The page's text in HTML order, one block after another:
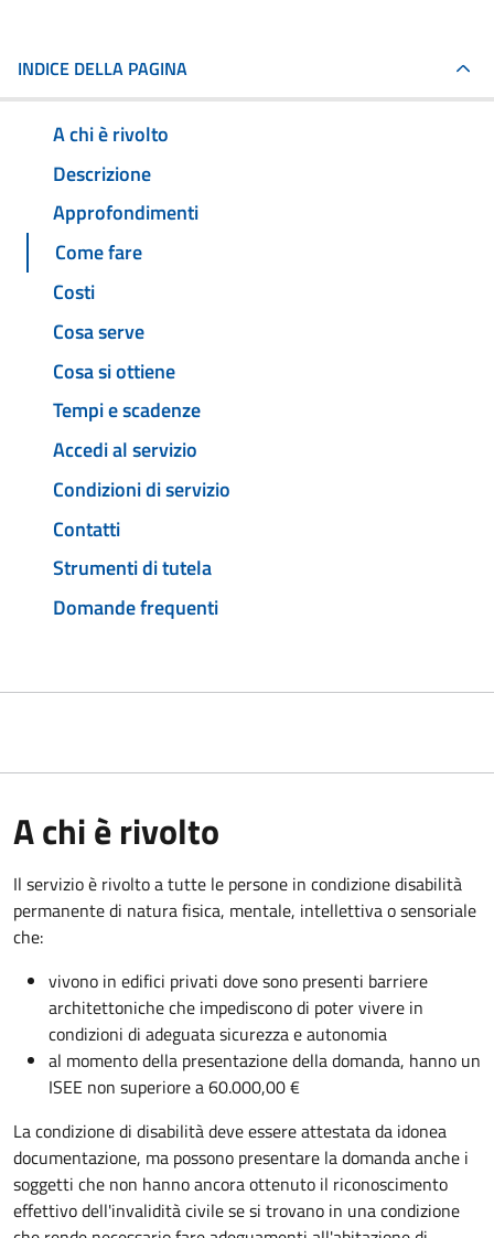
INDICE DELLA PAGINA
A chi è rivolto
Descrizione
Approfondimenti
Come fare
Costi
Cosa serve
Cosa si ottiene
Tempi e scadenze
Accedi al servizio
Condizioni di servizio
Contatti
Strumenti di tutela
Domande frequenti
A chi è rivolto
Il servizio è rivolto a tutte le persone in condizione disabilità
permanente di natura fisica, mentale, intellettiva o sensoriale
che:
vivono in edifici privati dove sono presenti barriere
architettoniche che impediscono di poter vivere in
condizioni di adeguata sicurezza e autonomia
al momento della presentazione della domanda, hanno un
ISEE non superiore a 60.000,00 €
La condizione di disabilità deve essere attestata da idonea
documentazione, ma possono presentare la domanda anche i
soggetti che non hanno ancora ottenuto il riconoscimento
effettivo dell'invalidità civile se si trovano in una condizione